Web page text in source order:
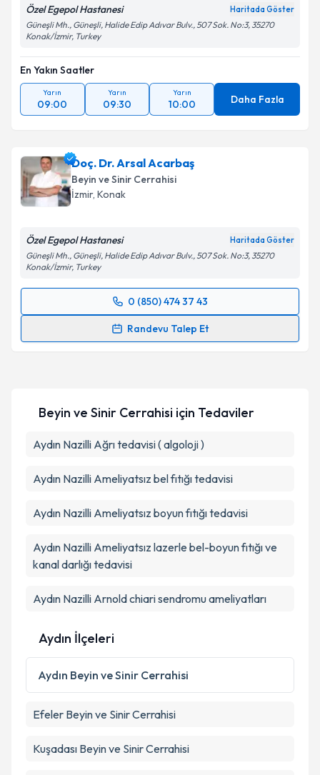
Özel Egepol Hastanesi Haritada Göster
Güneşli Mh., Güneşli, Halide Edip Adıvar Bulv., 507 Sok. No:3, 35270
Konak/İzmir, Turkey
En Yakın Saatler
Yarın
09:00
Yarın
09:30
Yarın
10:00 Daha Fazla
Doç. Dr. Arsal Acarbaş
Beyin ve Sinir Cerrahisi
İzmir, Konak
Özel Egepol Hastanesi Haritada Göster
Güneşli Mh., Güneşli, Halide Edip Adıvar Bulv., 507 Sok. No:3, 35270
Konak/İzmir, Turkey
0 (850) 474 37 43
Randevu Talep Et
Randevu Takvimi Talebi
E-posta Adresiniz
Kişisel verilerimin işlenmesine ilişkinAydınlatma
kapsamda işlenmesini kabul ediyorum.
Takvim Talebini Gönder
Beyin ve Sinir Cerrahisi için Tedaviler
Aydın Nazilli Ağrı tedavisi ( algoloji )
Aydın Nazilli Ameliyatsız bel fıtığı tedavisi
Aydın Nazilli Ameliyatsız boyun fıtığı tedavisi
Aydın Nazilli Ameliyatsız lazerle bel-boyun fıtığı ve
kanal darlığı tedavisi
Aydın Nazilli Arnold chiari sendromu ameliyatları
Aydın İlçeleri
Aydın Beyin ve Sinir Cerrahisi
Efeler Beyin ve Sinir Cerrahisi
Kuşadası Beyin ve Sinir Cerrahisi